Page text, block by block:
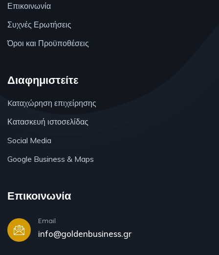
Επικοινωνία
Συχνές Ερωτήσεις
Όροι και Προϋποθέσεις
Διαφημιστείτε
Kαταχώρηση επιχείρησης
Κατασκευή ιστοσελίδας
Social Media
Google Business & Maps
Επικοινωνία
Email
info@goldenbusiness.gr